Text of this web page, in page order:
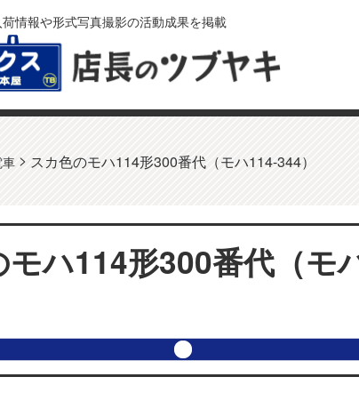
荷情報や形式写真撮影の活動成果を掲載
> スカ色のモハ114形300番代（モハ114-344）
モハ114形300番代（モ